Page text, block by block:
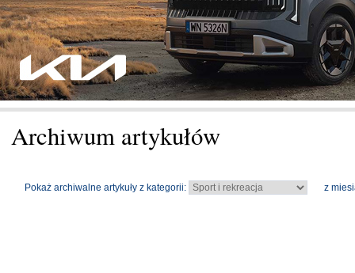
Archiwum artykułów
Pokaż archiwalne artykuły z kategorii: z